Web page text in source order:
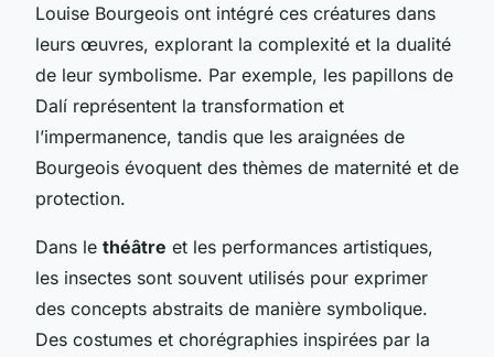
Louise Bourgeois ont intégré ces créatures dans
leurs œuvres, explorant la complexité et la dualité
de leur symbolisme. Par exemple, les papillons de
Dalí représentent la transformation et
l’impermanence, tandis que les araignées de
Bourgeois évoquent des thèmes de maternité et de
protection.
Dans le théâtre et les performances artistiques,
les insectes sont souvent utilisés pour exprimer
des concepts abstraits de manière symbolique.
Des costumes et chorégraphies inspirées par la